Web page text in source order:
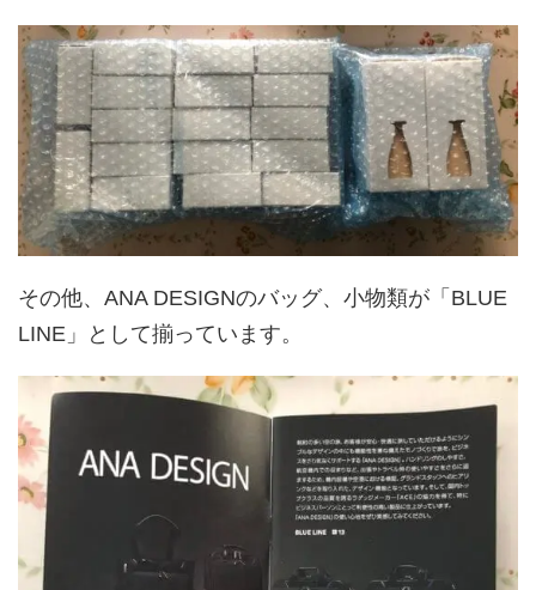
その他、ANA DESIGNのバッグ、小物類が「BLUE
LINE」として揃っています。